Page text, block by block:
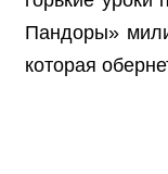
Пандоры»
которая